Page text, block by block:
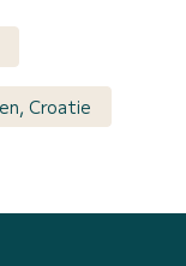
Croatie